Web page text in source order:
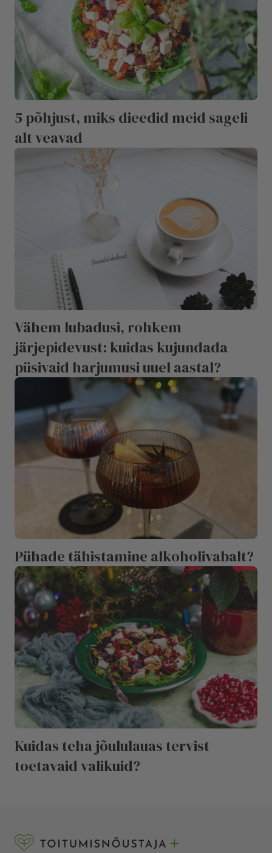
5 põhjust, miks dieedid meid sageli
alt veavad
Vähem lubadusi, rohkem
järjepidevust: kuidas kujundada
püsivaid harjumusi uuel aastal?
Pühade tähistamine alkoholivabalt?
Kuidas teha jõululauas tervist
toetavaid valikuid?